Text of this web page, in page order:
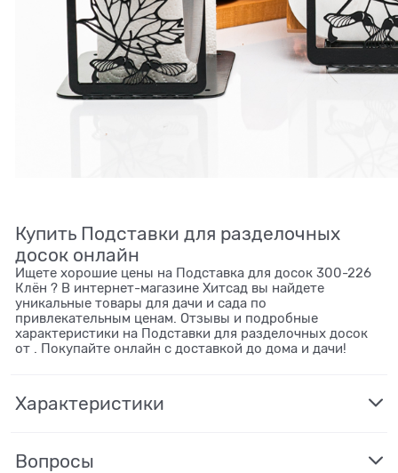
Купить Подставки для разделочных
досок онлайн
Ищете хорошие цены на Подставка для досок 300-226
Клён ? В интернет-магазине Хитсад вы найдете
уникальные товары для дачи и сада по
привлекательным ценам. Отзывы и подробные
характеристики на Подставки для разделочных досок
от . Покупайте онлайн с доставкой до дома и дачи!
Характеристики
Вопросы